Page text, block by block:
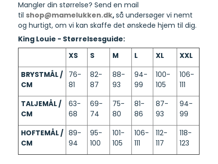
Mangler din størrelse? Send en mail
til shop@mamelukken.dk,så undersøger vi nemt
og hurtigt, om vi kan skaffe det ønskede hjem til dig.
King Louie - Størrelsesguide:
XS
S M L XL
XXL
BRYSTMÅL /
CM
76-
81
82-
87
88-
93
94-
99
100-
105
106-
111
TALJEMÅL /
CM
63-
68
69-
74
75-
80
81-
86
87-
93
94-
99
HOFTEMÅL /
CM
89-
94
95-
100
101-
105
106-
111
112-
117
118-
123